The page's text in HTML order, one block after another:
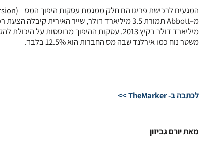
המגעים לרכישת פריגו הם חלק ממגמת עסקות היפוך המס (Tax Inversion) בשוק הפארמה, שבהן רכשה אתמול מיילן תיק של
מ–Abbott תמורת 3.5 מיליארד דולר, שייר האירית קיבלה הצעת רכישה של 53 מיליארד דולר מ–
מיליארד דולר בקיץ 2013. עסקות ההיפוך
משטר נוח כמו אירלנד שבה מס החברות הוא 12.5% בלבד.
לכתבה ב- TheMarker >>
מאת יורם גביזון